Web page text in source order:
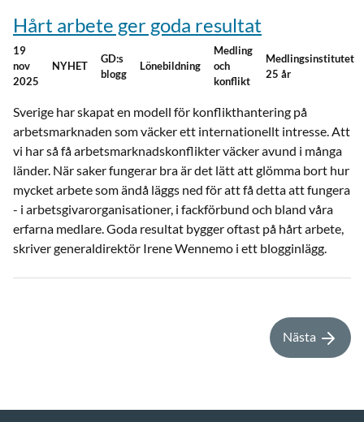
Hårt arbete ger goda resultat
19
nov
2025
NYHET
GD:s
blogg
Lönebildning
Medling
och
konflikt
Medlingsinstitutet
25 år
Sverige har skapat en modell för konflikthantering på
arbetsmarknaden som väcker ett internationellt intresse. Att
vi har så få arbetsmarknadskonflikter väcker avund i många
länder. När saker fungerar bra är det lätt att glömma bort hur
mycket arbete som ändå läggs ned för att få detta att fungera
- i arbetsgivarorganisationer, i fackförbund och bland våra
erfarna medlare. Goda resultat bygger oftast på hårt arbete,
skriver generaldirektör Irene Wennemo i ett blogginlägg.
Nästa